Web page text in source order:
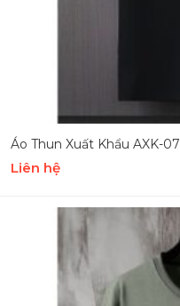
Áo Thun Xuất Khẩu AXK-07
Liên hệ